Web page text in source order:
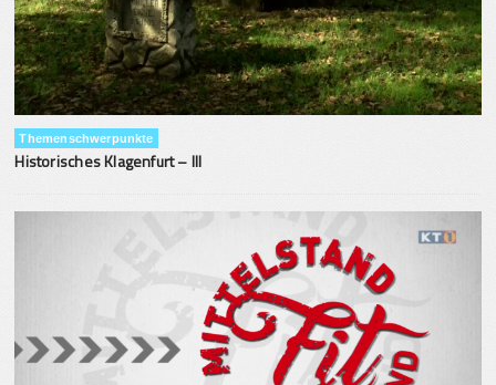
Themenschwerpunkte
Historisches Klagenfurt – III